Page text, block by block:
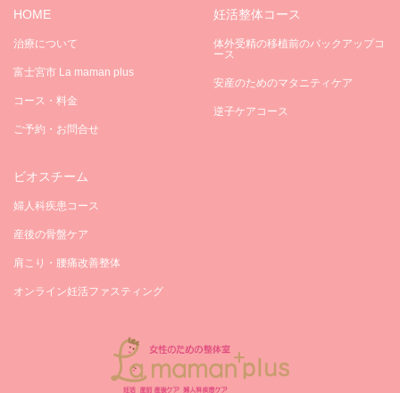
HOME
治療について
富士宮市 La maman plus
コース・料金
ご予約・お問合せ
妊活整体コース
体外受精の移植前のバックアップコ
ース
安産のためのマタニティケア
逆子ケアコース
ビオスチーム
婦人科疾患コース
産後の骨盤ケア
肩こり・腰痛改善整体
オンライン妊活ファスティング